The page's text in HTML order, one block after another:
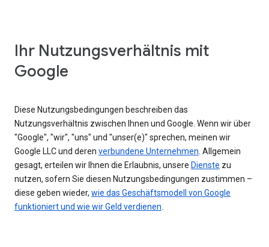
Ihr Nutzungsverhältnis mit
Google
Diese Nutzungsbedingungen beschreiben das
Nutzungsverhältnis zwischen Ihnen und Google. Wenn wir über
"Google", "wir", "uns" und "unser(e)" sprechen, meinen wir
Google LLC und deren verbundene Unternehmen . Allgemein
gesagt, erteilen wir Ihnen die Erlaubnis, unsere Dienste zu
nutzen, sofern Sie diesen Nutzungsbedingungen zustimmen –
diese geben wieder, wie das Geschäftsmodell von Google
funktioniert und wie wir Geld verdienen